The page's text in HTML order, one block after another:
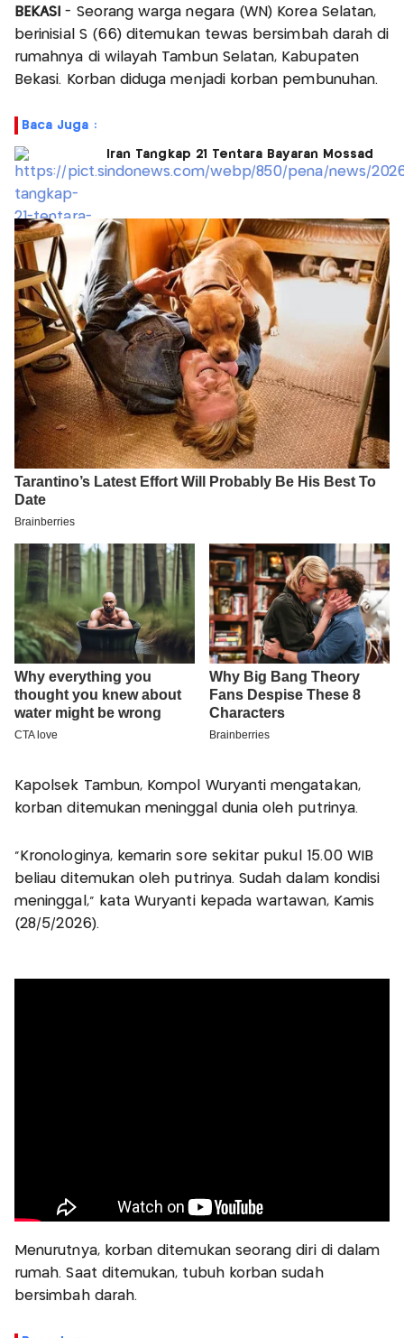
BEKASI- Seorang warga negara (WN) Korea Selatan,
berinisial S (66) ditemukan tewas bersimbah darah di
rumahnya di wilayah Tambun Selatan, Kabupaten
Bekasi. Korban diduga menjadi korban pembunuhan.
Baca Juga :
Iran Tangkap 21 Tentara Bayaran Mossad
Kapolsek Tambun, Kompol Wuryanti mengatakan,
korban ditemukan meninggal dunia oleh putrinya.
“Kronologinya, kemarin sore sekitar pukul 15.00 WIB
beliau ditemukan oleh putrinya. Sudah dalam kondisi
meninggal,” kata Wuryanti kepada wartawan, Kamis
(28/5/2026).
Menurutnya, korban ditemukan seorang diri di dalam
rumah. Saat ditemukan, tubuh korban sudah
bersimbah darah.